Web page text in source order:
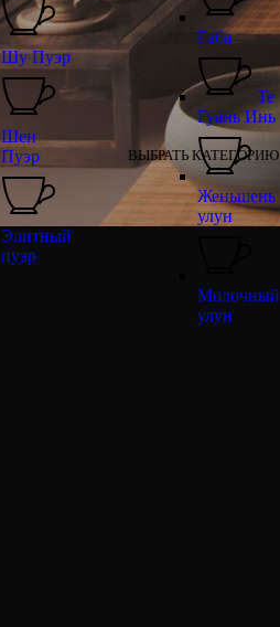
ВЫБРАТЬ КАТЕГОРИЮ
Шу Пуэр
Шен
Пуэр
Элитный
пуэр
Габа
Те
Гуань Инь
Женьшень
улун
Молочный
улун